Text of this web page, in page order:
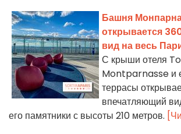
Башня
открывается
вид на весь
С крыши отеля
Montparnasse и
террасы
впечатляющий
его памятники с высоты 210 метров.